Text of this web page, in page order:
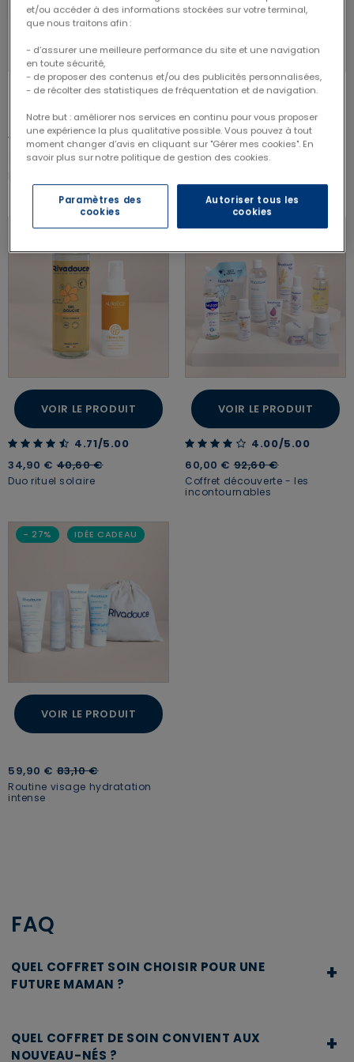
5.00 out of 5 Customer Rating
5.00/5.00
29,90 € Price reduced from
48,70 €to
4.50 out of 5 Customer Rating
4.50/5.00
26,32 €Price reduced from
37,60 €
homme
- 14% NOUVEAUTÉ
VOIR LE PRODUIT
4.71 out of 5 Customer Rating
4.71/5.00
34,90 €Price reduced from
40,60 €to
Duo rituel solaire
- 35%
VOIR LE PRODUIT
4.00 out of 5 Customer Rating
4.00/5.00
60,00 €Price reduced from
92,60 €to
Coffret découverte - les
incontournables
- 27% IDÉE CADEAU
VOIR LE PRODUIT
59,90 €Price reduced from
83,10 €to
Routine visage hydratation
intense
FAQ
QUEL COFFRET SOIN CHOISIR POUR UNE
FUTURE MAMAN ?
+
les besoins spécifiques de la grossesse et du post-
QUEL COFFRET DE SOIN CONVIENT AUX
NOUVEAU-NÉS ?
+
et/ou accéder à des informations stockées sur votre terminal,
que nous traitons afin :
- d’assurer une meilleure performance du site et une navigation
en toute sécurité,
- de proposer des contenus et/ou des publicités personnalisées,
- de récolter des statistiques de fréquentation et de navigation.
Notre but : améliorer nos services en continu pour vous proposer
une expérience la plus qualitative possible. Vous pouvez à tout
moment changer d’avis en cliquant sur "Gérer mes cookies". En
savoir plus sur notre politique de gestion des cookies.
Paramètres des
cookies
Autoriser tous les
cookies